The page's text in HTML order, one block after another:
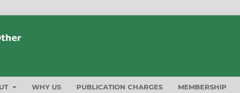
WHY US PUBLICATION CHARGES MEMBERSHIP